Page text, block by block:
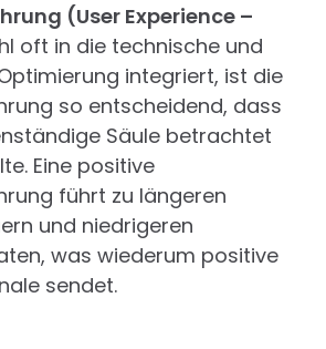
(User Experience –
oft in die technische und
integriert, ist die
so entscheidend, dass
Säule betrachtet
Eine positive
führt zu längeren
und niedrigeren
was wiederum positive
sendet.